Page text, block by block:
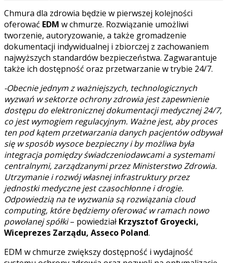
Chmura dla zdrowia będzie w pierwszej kolejności
oferować EDM w chmurze. Rozwiązanie umożliwi
tworzenie, autoryzowanie, a także gromadzenie
dokumentacji indywidualnej i zbiorczej z zachowaniem
najwyższych standardów bezpieczeństwa. Zagwarantuje
także ich dostępność oraz przetwarzanie w trybie 24/7.
-Obecnie jednym z ważniejszych, technologicznych
wyzwań w sektorze ochrony zdrowia jest zapewnienie
dostępu do elektronicznej dokumentacji medycznej 24/7,
co jest wymogiem regulacyjnym. Ważne jest, aby proces
ten pod kątem przetwarzania danych pacjentów odbywał
się w sposób wysoce bezpieczny i by możliwa była
integracja pomiędzy świadczeniodawcami a systemami
centralnymi, zarządzanymi przez Ministerstwo Zdrowia.
Utrzymanie i rozwój własnej infrastruktury przez
jednostki medyczne jest czasochłonne i drogie.
Odpowiedzią na te wyzwania są rozwiązania cloud
computing, które będziemy oferować w ramach nowo
powołanej spółki– powiedział Krzysztof Groyecki,
Wiceprezes Zarządu, Asseco Poland.
EDM w chmurze zwiększy dostępność i wydajność